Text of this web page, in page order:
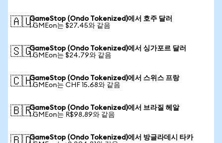
🇦🇺GameStop (Ondo Tokenized)에서 호주 달러
1 GMEon는 $27.45와 같음
🇸🇬GameStop (Ondo Tokenized)에서 싱가포르 달러
1 GMEon는 $24.79와 같음
🇨🇭GameStop (Ondo Tokenized)에서 스위스 프랑
1 GMEon는 CHF 15.68와 같음
🇧🇷GameStop (Ondo Tokenized)에서 브라질 헤알
1 GMEon는 R$98.89와 같음
GameStop (Ondo Tokenized)에서 방글라데시 타카